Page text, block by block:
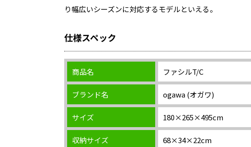
り幅広いシーズンに対応するモデルといえる。
仕様スペック
商品名 ファシルT/C
ブランド名 ogawa (オガワ)
サイズ 180×265×495cm
収納サイズ 68×34×22cm